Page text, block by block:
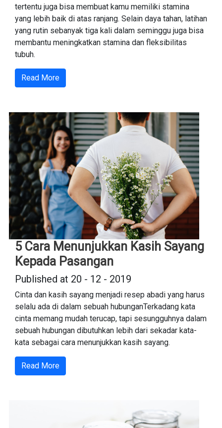
tertentu juga bisa membuat kamu memiliki stamina
yang lebih baik di atas ranjang. Selain daya tahan, latihan
yang rutin sebanyak tiga kali dalam seminggu juga bisa
membantu meningkatkan stamina dan fleksibilitas
tubuh.
Read More
5 Cara Menunjukkan Kasih Sayang
Kepada Pasangan
Published at 20 - 12 - 2019
Cinta dan kasih sayang menjadi resep abadi yang harus
selalu ada di dalam sebuah hubunganTerkadang kata
cinta memang mudah terucap, tapi sesungguhnya dalam
sebuah hubungan dibutuhkan lebih dari sekadar kata-
kata sebagai cara menunjukkan kasih sayang.
Read More